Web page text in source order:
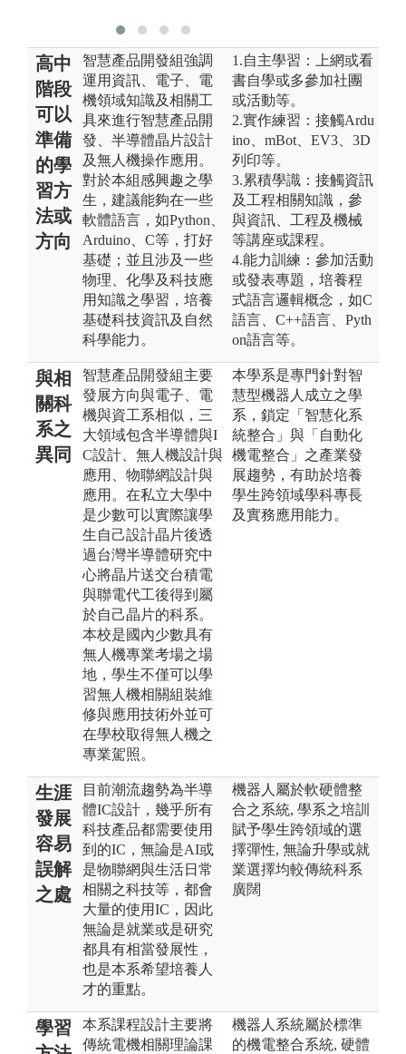
高中
階段
可以
準備
的學
習方
法或
方向
智慧產品開發組強調
運用資訊、電子、電
機領域知識及相關工
具來進行智慧產品開
發、半導體晶片設計
及無人機操作應用。
對於本組感興趣之學
生，建議能夠在一些
軟體語言，如Python、
Arduino、C等，打好
基礎；並且涉及一些
物理、化學及科技應
用知識之學習，培養
基礎科技資訊及自然
科學能力。
1.自主學習：上網或看
書自學或多參加社團
或活動等。
2.實作練習：接觸Ardu
ino、mBot、EV3、3D
列印等。
3.累積學識：接觸資訊
及工程相關知識，參
與資訊、工程及機械
等講座或課程。
4.能力訓練：參加活動
或發表專題，培養程
式語言邏輯概念，如C
語言、C++語言、Pyth
on語言等。
與相
關科
系之
異同
智慧產品開發組主要
發展方向與電子、電
機與資工系相似，三
大領域包含半導體與I
C設計、無人機設計與
應用、物聯網設計與
應用。在私立大學中
是少數可以實際讓學
生自己設計晶片後透
過台灣半導體研究中
心將晶片送交台積電
與聯電代工後得到屬
於自己晶片的科系。
本校是國內少數具有
無人機專業考場之場
地，學生不僅可以學
習無人機相關組裝維
修與應用技術外並可
在學校取得無人機之
專業駕照。
本學系是專門針對智
慧型機器人成立之學
系，鎖定「智慧化系
統整合」與「自動化
機電整合」之產業發
展趨勢，有助於培養
學生跨領域學科專長
及實務應用能力。
生涯
發展
容易
誤解
之處
目前潮流趨勢為半導
體IC設計，幾乎所有
科技產品都需要使用
到的IC，無論是AI或
是物聯網與生活日常
相關之科技等，都會
大量的使用IC，因此
無論是就業或是研究
都具有相當發展性，
也是本系希望培養人
才的重點。
機器人屬於軟硬體整
合之系統, 學系之培訓
賦予學生跨領域的選
擇彈性, 無論升學或就
業選擇均較傳統科系
廣闊
學習
本系課程設計主要將
傳統電機相關理論課
機器人系統屬於標準
的機電整合系統, 硬體